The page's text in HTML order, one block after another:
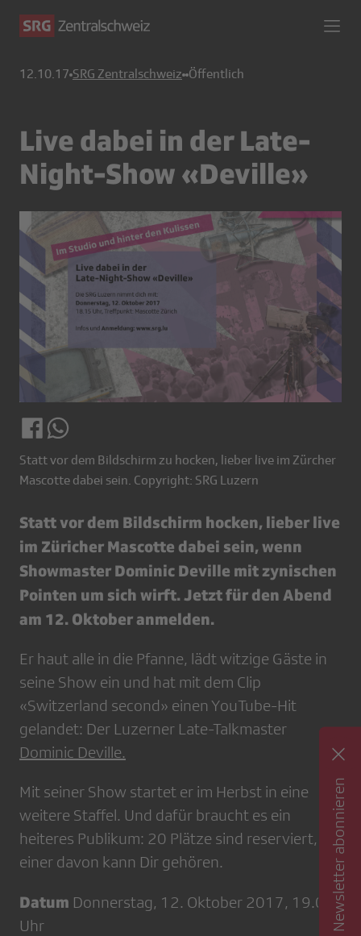
12.10.17 SRG Zentralschweiz Öffentlich
Live dabei in der Late-
Night-Show «Deville»
Statt vor dem Bildschirm zu hocken, lieber live im Zürcher
Mascotte dabei sein. Copyright: SRG Luzern
Statt vor dem Bildschirm hocken, lieber live
im Züricher Mascotte dabei sein, wenn
Showmaster Dominic Deville mit zynischen
Pointen um sich wirft. Jetzt für den Abend
am 12. Oktober anmelden.
Er haut alle in die Pfanne, lädt witzige Gäste in
seine Show ein und hat mit dem Clip
«Switzerland second» einen YouTube-Hit
gelandet: Der Luzerner Late-Talkmaster
Dominic Deville.
Mit seiner Show startet er im Herbst in eine
weitere Staffel. Und dafür braucht es ein
heiteres Publikum: 20 Plätze sind reserviert,
einer davon kann Dir gehören.
Datum Donnerstag, 12. Oktober 2017, 19.00
Uhr
Newsletter abonnieren